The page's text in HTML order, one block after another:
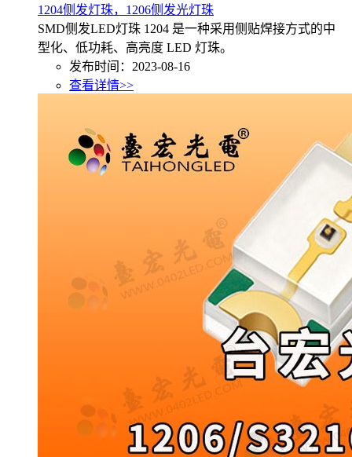
1204侧发灯珠，1206侧发光灯珠
SMD侧发LED灯珠 1204 是一种采用侧贴焊接方式的中
型化、低功耗、高亮度 LED 灯珠。
发布时间：2023-08-16
查看详情>>